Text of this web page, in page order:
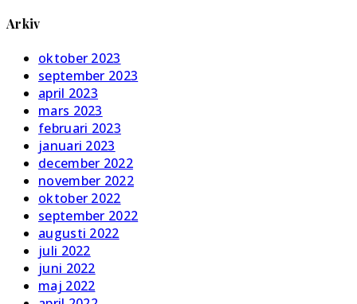
Arkiv
oktober 2023
september 2023
april 2023
mars 2023
februari 2023
januari 2023
december 2022
november 2022
oktober 2022
september 2022
augusti 2022
juli 2022
juni 2022
maj 2022